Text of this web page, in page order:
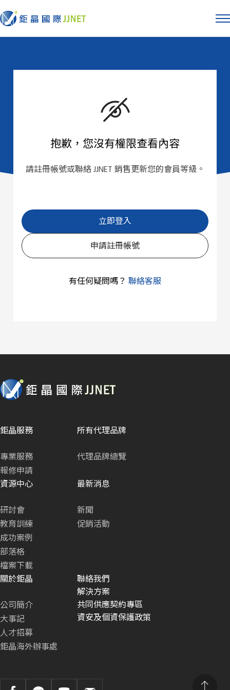
抱歉，您沒有權限查看內容
請註冊帳號或聯絡 JJNET 銷售更新您的會員等級。
立即登入
申請註冊帳號
有任何疑問嗎？ 聯絡客服
鉅晶服務
專業服務
報修申請
所有代理品牌
代理品牌總覽
資源中心
研討會
教育訓練
成功案例
部落格
檔案下載
最新消息
新聞
促銷活動
關於鉅晶
公司簡介
大事記
人才招募
鉅晶海外辦事處
聯絡我們
解決方案
共同供應契約專區
資安及個資保護政策